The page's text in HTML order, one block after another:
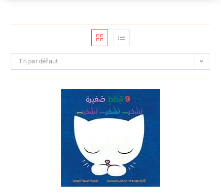
Tri par défaut